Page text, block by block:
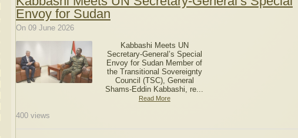
Envoy for Sudan
On 09 June 2026
Kabbashi Meets UN
Secretary-General’s Special
Envoy for Sudan Member of
the Transitional Sovereignty
Council (TSC), General
Shams-Eddin Kabbashi, re...
Read More
400 views